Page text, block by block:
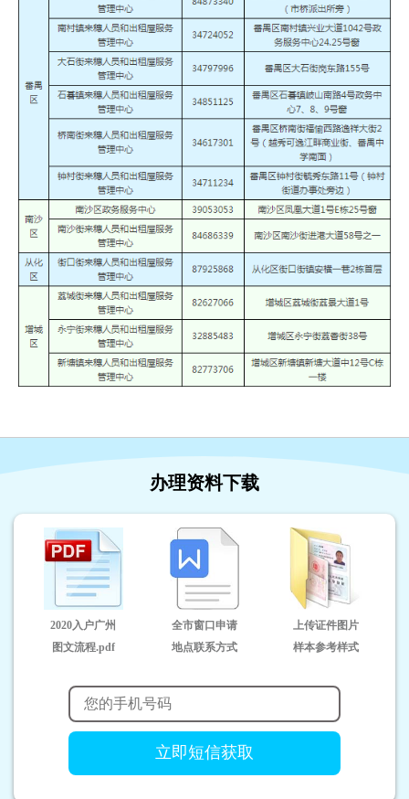
办理资料下载
2020入户广州
图文流程.pdf
全市窗口申请
地点联系方式
上传证件图片
样本参考样式